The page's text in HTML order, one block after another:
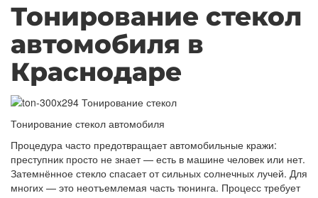
Тонирование стекол
автомобиля в
Краснодаре
Тонирование стекол автомобиля
Процедура часто предотвращает автомобильные кражи:
преступник просто не знает — есть в машине человек или нет.
Затемнённое стекло спасает от сильных солнечных лучей. Для
многих — это неотъемлемая часть тюнинга. Процесс требует